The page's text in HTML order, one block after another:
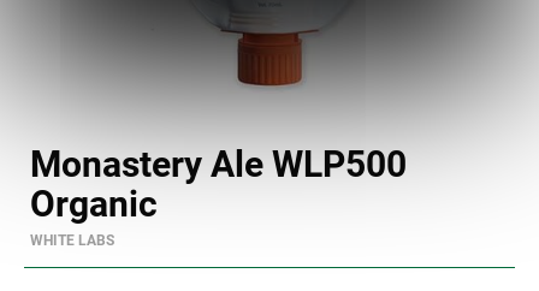
Monastery Ale WLP500
Organic
WHITE LABS